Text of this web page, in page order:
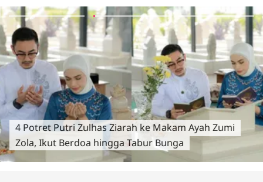
4 Potret Putri Zulhas Ziarah ke Makam Ayah Zumi
Zola, Ikut Berdoa hingga Tabur Bunga